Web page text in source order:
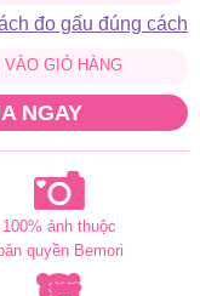
đo gấu đúng cách
VÀO GIỎ HÀNG
NGAY
100% ảnh thuộc
bản quyền Bemori